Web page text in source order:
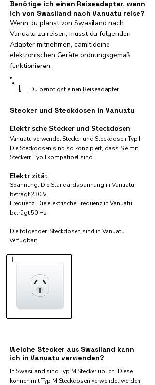
Benötige ich einen Reiseadapter, wenn
ich von Swasiland nach Vanuatu reise?
Wenn du planst von Swasiland nach
Vanuatu zu reisen, musst du folgenden
Adapter mitnehmen, damit deine
elektronischen Geräte ordnungsgemäß
funktionieren.
! Du benötigst einen Reiseadapter.
Stecker und Steckdosen in Vanuatu
Elektrische Stecker und Steckdosen
Vanuatu verwendet Stecker und Steckdosen Typ I.
Die Steckdosen sind so konzipiert, dass Sie mit
Steckern Typ I kompatibel sind.
Elektrizität
Spannung: Die Standardspannung in Vanuatu
beträgt 230 V.
Frequenz: Die elektrische Frequenz in Vanuatu
beträgt 50 Hz.
Die folgenden Steckdosen sind in Vanuatu
verfügbar:​
I
Welche Stecker aus Swasiland kann
ich in Vanuatu verwenden?
In Swasiland sind Typ M Stecker üblich. Diese
können mit Typ M Steckdosen verwendet werden.